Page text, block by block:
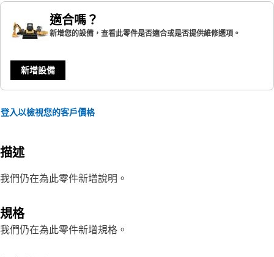
適合嗎？
新增您的設備，查看此零件是否適合或是否提供維修選項。
新增設備
登入以檢視您的客戶價格
描述
我們仍在為此零件新增說明。
規格
我們仍在為此零件新增規格。